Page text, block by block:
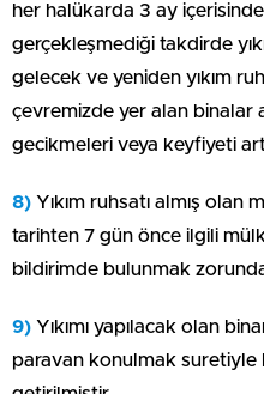
her halükarda 3 ay
gerçekleşmediği takdirde
gelecek ve yeniden yıkım
çevremizde yer alan binalar
gecikmeleri veya keyfiyeti
8) Yıkım ruhsatı almış olan
tarihten 7 gün önce ilgili
bildirimde bulunmak
9) Yıkımı yapılacak olan
paravan konulmak suretiyle